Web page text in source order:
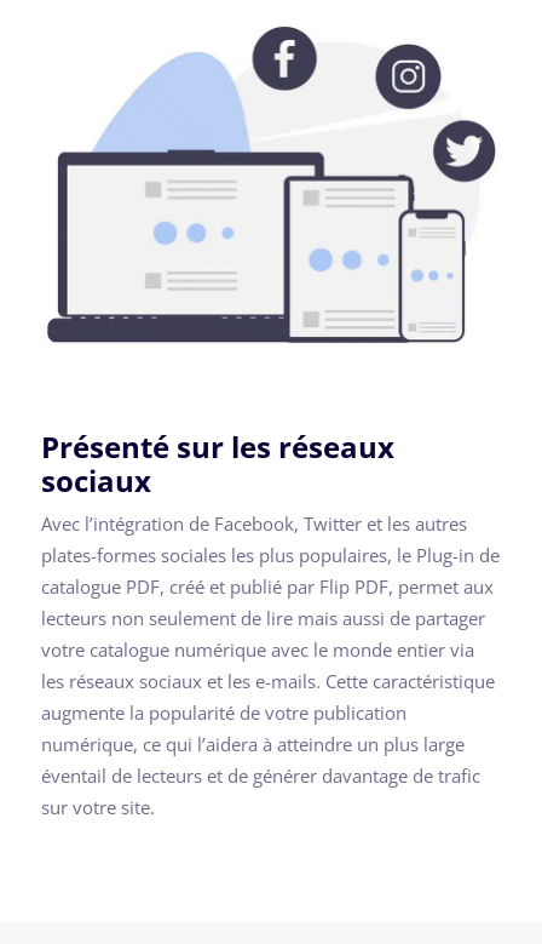
Présenté sur les réseaux
sociaux
Avec l’intégration de Facebook, Twitter et les autres
plates-formes sociales les plus populaires, le Plug-in de
catalogue PDF, créé et publié par Flip PDF, permet aux
lecteurs non seulement de lire mais aussi de partager
votre catalogue numérique avec le monde entier via
les réseaux sociaux et les e-mails. Cette caractéristique
augmente la popularité de votre publication
numérique, ce qui l’aidera à atteindre un plus large
éventail de lecteurs et de générer davantage de trafic
sur votre site.